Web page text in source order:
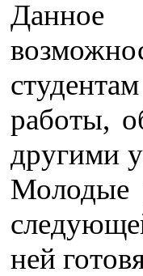
работы,
другими
Молодые
ней